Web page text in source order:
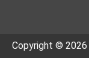
Copyright © 2026